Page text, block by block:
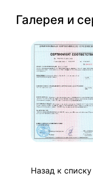
Галерея и
Назад к списку